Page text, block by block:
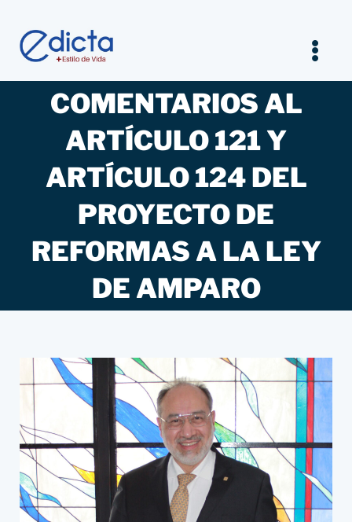
contenido
Inicio
Legal
Empresarios
Estilo de vida
Entrevistas Jurídicas
COMENTARIOS AL
ARTÍCULO 121 Y
ARTÍCULO 124 DEL
PROYECTO DE
REFORMAS A LA LEY
DE AMPARO